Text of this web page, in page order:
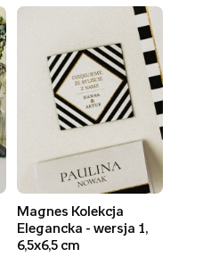
Magnes Kolekcja
Elegancka - wersja 1,
6,5x6,5 cm